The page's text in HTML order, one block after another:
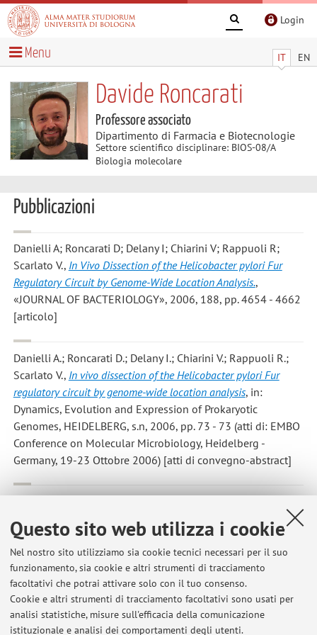
Questo sito web utilizza i cookie
Nel nostro sito utilizziamo sia cookie tecnici necessari per il suo
funzionamento, sia cookie e altri strumenti di tracciamento
facoltativi che potrai attivare solo con il tuo consenso.
Cookie e altri strumenti di tracciamento facoltativi sono usati per
analisi statistiche, misure sull'efficacia della comunicazione
istituzionale e analisi dei comportamenti degli utenti.
Login
IT EN
Menu
Davide Roncarati
Professore associato
Dipartimento di Farmacia e Biotecnologie
Settore scientifico disciplinare: BIOS-08/A
Biologia molecolare
Pubblicazioni
Danielli A; Roncarati D; Delany I; Chiarini V; Rappuoli R;
Scarlato V., In Vivo Dissection of the Helicobacter pylori Fur
Regulatory Circuit by Genome-Wide Location Analysis.,
«JOURNAL OF BACTERIOLOGY», 2006, 188, pp. 4654 - 4662
[articolo]
Danielli A.; Roncarati D.; Delany I.; Chiarini V.; Rappuoli R.;
Scarlato V., In vivo dissection of the Helicobacter pylori Fur
regulatory circuit by genome-wide location analysis, in:
Dynamics, Evolution and Expression of Prokaryotic
Genomes, HEIDELBERG, s.n, 2006, pp. 73 - 73 (atti di: EMBO
Conference on Molecular Microbiology, Heidelberg -
Germany, 19-23 Ottobre 2006) [atti di convegno-abstract]
Rappuoli; Scarlato, Vincenzo
Dual Control of Helicobacter
pylori Heat Shock Gene Transcription by HspR and HrcA.,
«JOURNAL OF BACTERIOLOGY», 2004, 186, pp. 2956 - 2965
[articolo]
2 3 4